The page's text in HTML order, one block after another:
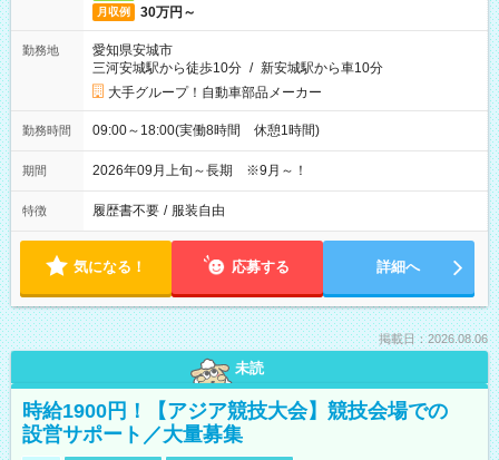
月収例 30万円～
勤務地
愛知県安城市
三河安城駅から徒歩10分 / 新安城駅から車10分
大手グループ！自動車部品メーカー
勤務時間 09:00～18:00(実働8時間 休憩1時間)
期間 2026年09月上旬～長期 ※9月～！
特徴 履歴書不要 / 服装自由
気になる！ 応募する 詳細へ
掲載日：2026.08.06
未読
時給1900円！【アジア競技大会】競技会場での
設営サポート／大量募集